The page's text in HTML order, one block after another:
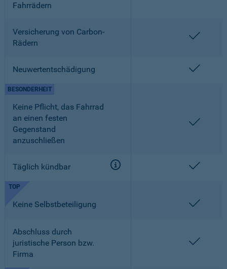
Fahrrädern
Versicherung von Carbon-
Rädern
Neuwertentschädigung
Keine Pflicht, das Fahrrad
an einen festen
Gegenstand
anzuschließen
BESONDERHEIT
Täglich kündbar
TOP
Keine Selbstbeteiligung
Abschluss durch
juristische Person bzw.
Firma